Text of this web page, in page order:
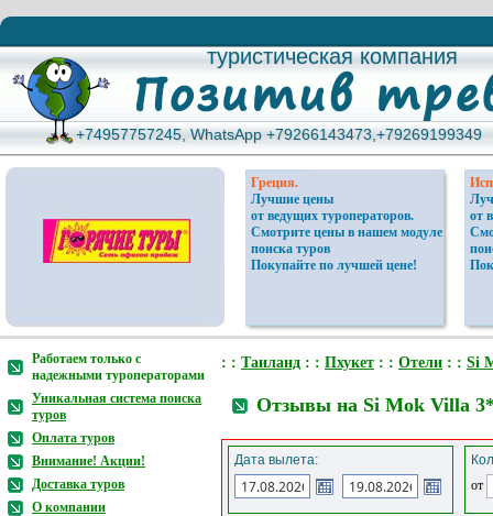
туристическая компания
туристическая компания
+74957757245, WhatsApp +79266143473,+79269199349
+74957757245, WhatsApp +79266143473,+79269199349
Греция.
Лучшие цены
от ведущих туроператоров.
Смотрите цены в нашем модуле
поиска туров
Покупайте по лучшей цене!
от
Работаем только с
надежными туроператорами
Уникальная система поиска
туров
Оплата туров
Внимание! Акции!
Доставка туров
О компании
: : Таиланд : : Пхукет : : Отели : : Si
Отзывы на Si Mok Villa
Дата вылета:
от